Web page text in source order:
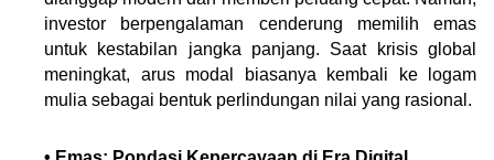
investor berpengalaman cenderung memilih emas
untuk kestabilan jangka panjang. Saat krisis global
meningkat, arus modal biasanya kembali ke logam
mulia sebagai bentuk perlindungan nilai yang rasional.